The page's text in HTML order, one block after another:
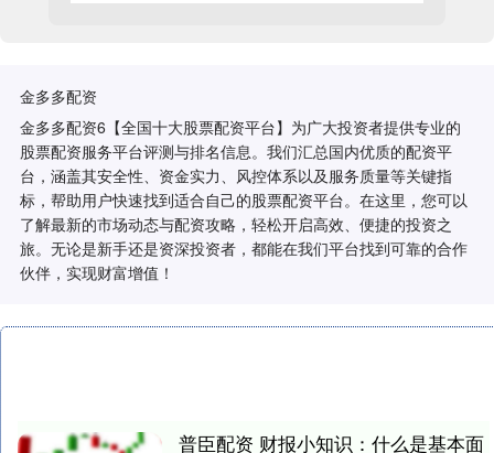
金多多配资
金多多配资6【全国十大股票配资平台】为广大投资者提供专业的
股票配资服务平台评测与排名信息。我们汇总国内优质的配资平
台，涵盖其安全性、资金实力、风控体系以及服务质量等关键指
标，帮助用户快速找到适合自己的股票配资平台。在这里，您可以
了解最新的市场动态与配资攻略，轻松开启高效、便捷的投资之
旅。无论是新手还是资深投资者，都能在我们平台找到可靠的合作
伙伴，实现财富增值！
普臣配资 财报小知识：什么是基本面